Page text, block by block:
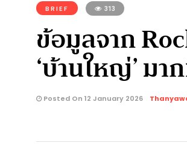
BRIEF 313
ข้อมูลจาก
‘บ้านใหญ่’ ม
Posted On 12 January 2026